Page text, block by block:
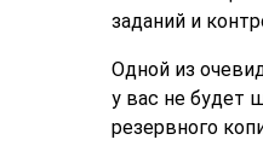
заданий и
Одной из
у вас не будет
резервного